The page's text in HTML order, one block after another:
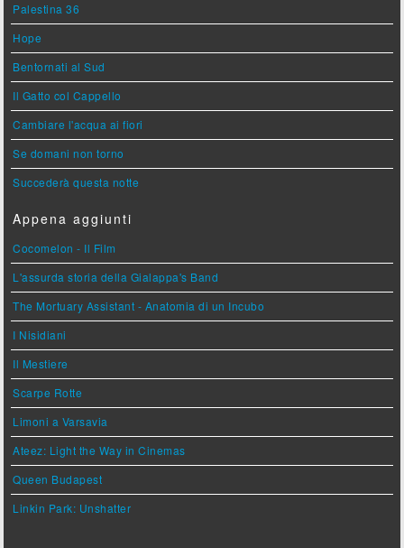
Palestina 36
Hope
Bentornati al Sud
Il Gatto col Cappello
Cambiare l'acqua ai fiori
Se domani non torno
Succederà questa notte
Appena aggiunti
Cocomelon - Il Film
L'assurda storia della Gialappa's Band
The Mortuary Assistant - Anatomia di un Incubo
I Nisidiani
Il Mestiere
Scarpe Rotte
Limoni a Varsavia
Ateez: Light the Way in Cinemas
Queen Budapest
Linkin Park: Unshatter